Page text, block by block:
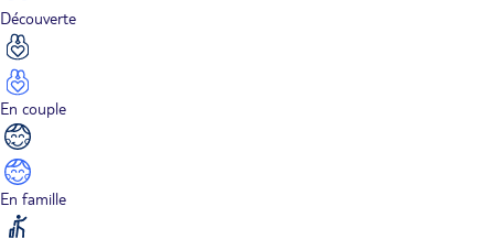
Découverte
En couple
En famille